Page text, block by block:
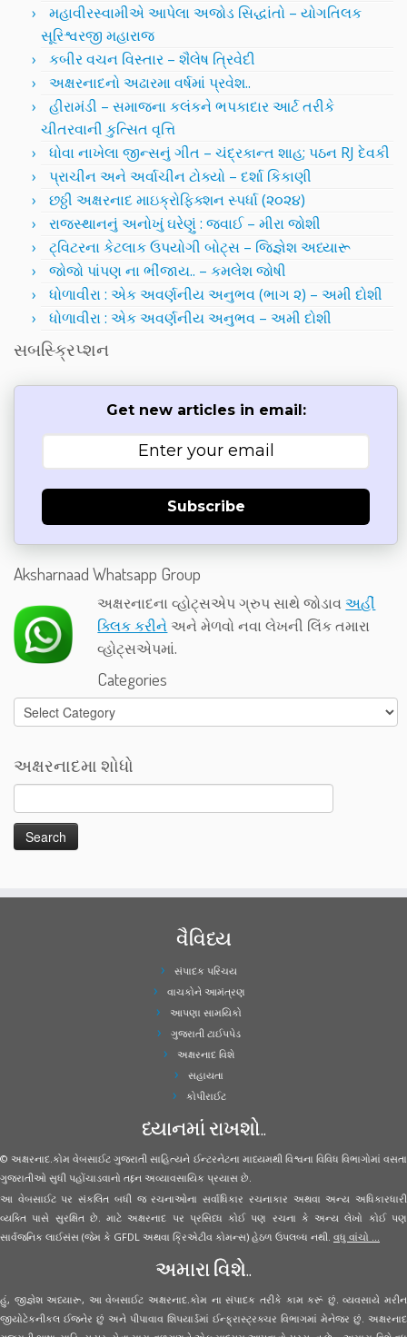
મહાવીરસ્વામીએ આપેલા અજોડ સિદ્ધાંતો – યોગતિલક
સૂરિશ્વરજી મહારાજ
કબીર વચન વિસ્તાર – શૈલેષ ત્રિવેદી
અક્ષરનાદનો અઢારમા વર્ષમાં પ્રવેશ..
હીરામંડી – સમાજના કલંકને ભપકાદાર આર્ટ તરીકે
ચીતરવાની કુત્સિત વૃત્તિ
ધોવા નાખેલા જીન્સનું ગીત – ચંદ્રકાન્ત શાહ; પઠન RJ દેવકી
પ્રાચીન અને અર્વાચીન ટોક્યો – દર્શા કિકાણી
છઠ્ઠી અક્ષરનાદ માઇક્રોફિક્શન સ્પર્ધા (૨૦૨૪)
રાજસ્થાનનું અનોખું ઘરેણું : જવાઈ – મીરા જોશી
ટ્વિટરના કેટલાક ઉપયોગી બોટ્સ – જિજ્ઞેશ અધ્યારૂ
જોજો પાંપણ ના ભીંજાય.. – કમલેશ જોષી
ધોળાવીરા : એક અવર્ણનીય અનુભવ (ભાગ ૨) – અમી દોશી
ધોળાવીરા : એક અવર્ણનીય અનુભવ – અમી દોશી
સબસ્ક્રિપ્શન
Get new articles in email:
Subscribe
Aksharnaad Whatsapp Group
અક્ષરનાદના વ્હોટ્સએપ ગ્રુપ સાથે જોડાવઅહીં
ક્લિક કરીને અને મેળવો નવા લેખની લિંક તમારા
વ્હોટ્સએપમાં.
Categories
Categories
અક્ષરનાદમા શોધો
વૈવિધ્ય
સંપાદક પરિચય
વાચકોને આમંત્રણ
આપણા સામયિકો
ગુજરાતી ટાઈપપેડ
અક્ષરનાદ વિશે
સહાયતા
કોપીરાઈટ
ધ્યાનમાં રાખશો..
© અક્ષરનાદ.કોમ વેબસાઈટ ગુજરાતી સાહિત્યને ઈન્ટરનેટના માધ્યમથી વિશ્વના વિવિધ વિભાગોમાં વસતા
ગુજરાતીઓ સુધી પહોંચાડવાનો તદ્દન અવ્યાવસાયિક પ્રયાસ છે.
આ વેબસાઈટ પર સંકલિત બધી જ રચનાઓના સર્વાધિકાર રચનાકાર અથવા અન્ય અધિકારધારી
વ્યક્તિ પાસે સુરક્ષિત છે. માટે અક્ષરનાદ પર પ્રસિધ્ધ કોઈ પણ રચના કે અન્ય લેખો કોઈ પણ
સાર્વજનિક લાઈસંસ (જેમ કે GFDL અથવા ક્રિએટીવ કોમન્સ) હેઠળ ઉપલબ્ધ નથી. વધુ વાંચો ...
અમારા વિશે..
હું, જીજ્ઞેશ અધ્યારૂ, આ વેબસાઈટ અક્ષરનાદ.કોમ ના સંપાદક તરીકે કામ કરૂં છું. વ્યવસાયે મરીન
જીયોટેકનીકલ ઈજનેર છું અને પીપાવાવ શિપયાર્ડમાં ઈન્ફ્રાસ્ટ્રક્ચર વિભાગમાં મેનેજર છું. અક્ષરનાદ